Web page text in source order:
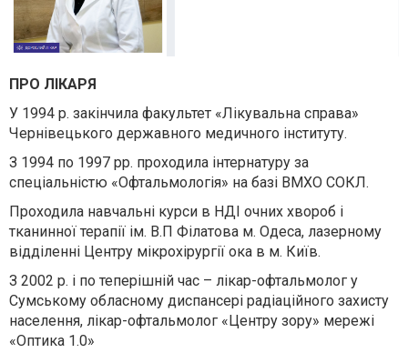
ПРО ЛІКАРЯ
У 1994 р. закінчила факультет «Лікувальна справа»
Чернівецького державного медичного інституту.
З 1994 по 1997 рр. проходила інтернатуру за
спеціальністю «Офтальмологія» на базі ВМХО СОКЛ.
Проходила навчальні курси в НДІ очних хвороб і
тканинної терапії ім. В.П Філатова м. Одеса, лазерному
відділенні Центру мікрохірургії ока в м. Київ.
З 2002 р. і по теперішній час – лікар-офтальмолог у
Сумському обласному диспансері радіаційного захисту
населення, лікар-офтальмолог «Центру зору» мережі
«Оптика 1.0»